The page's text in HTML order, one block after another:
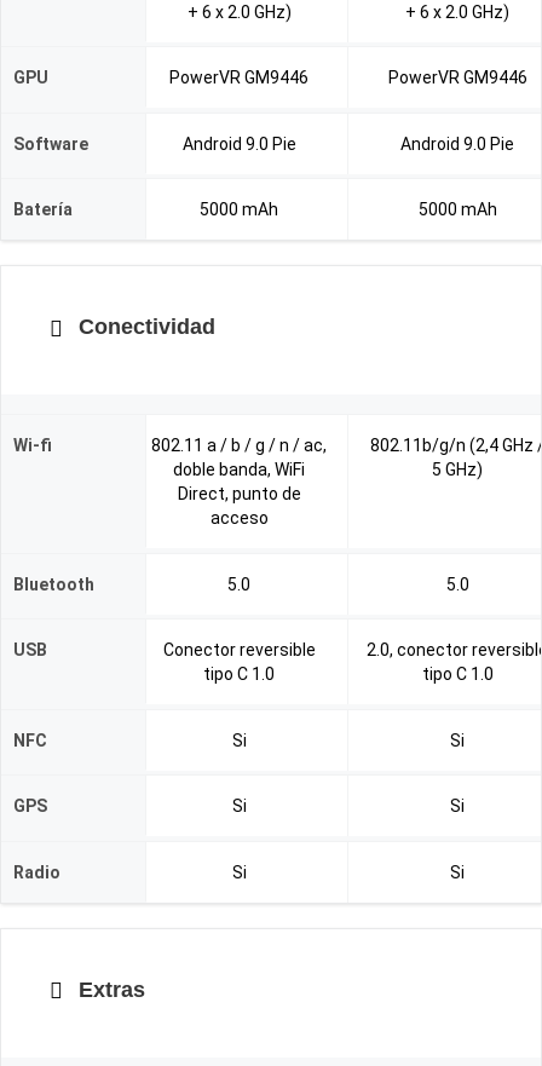
+ 6 x 2.0 GHz)
+ 6 x 2.0 GHz)
GPU PowerVR GM9446 PowerVR GM9446
Software Android 9.0 Pie Android 9.0 Pie
Batería 5000 mAh 5000 mAh
Conectividad
Wi-fi
802.11 a / b / g / n / ac,
doble banda, WiFi
Direct, punto de
acceso
802.11b/g/n (2,4 GHz
5 GHz)
Bluetooth 5.0 5.0
USB
Conector reversible
tipo C 1.0
2.0, conector
tipo C 1.0
NFC Si Si
GPS Si Si
Radio Si Si
Extras